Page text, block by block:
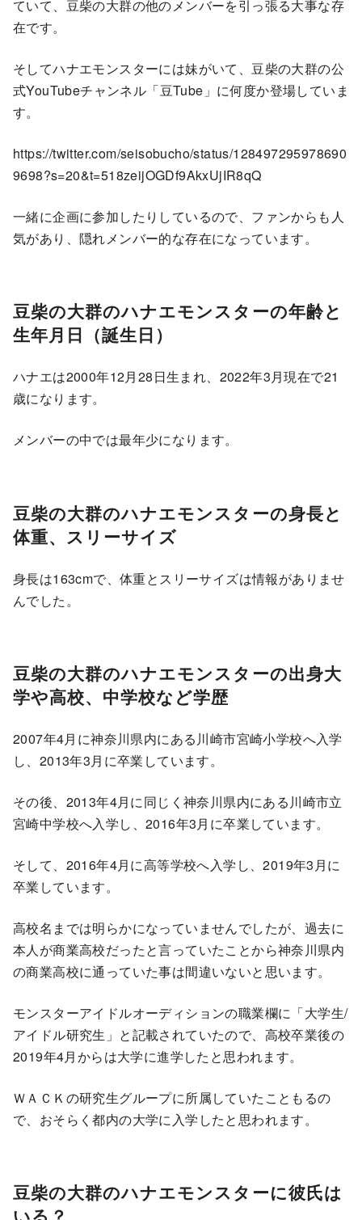
ていて、豆柴の大群の他のメンバーを引っ張る大事な存
在です。
そしてハナエモンスターには妹がいて、豆柴の大群の公
式YouTubeチャンネル「豆Tube」に何度か登場していま
す。
https://twitter.com/seisobucho/status/128497295978690
9698?s=20&t=518zeijOGDf9AkxUjIR8qQ
一緒に企画に参加したりしているので、ファンからも人
気があり、隠れメンバー的な存在になっています。
豆柴の大群のハナエモンスターの年齢と
生年月日（誕生日）
ハナエは2000年12月28日生まれ、2022年3月現在で21
歳になります。
メンバーの中では最年少になります。
豆柴の大群のハナエモンスターの身長と
体重、スリーサイズ
身長は163cmで、体重とスリーサイズは情報がありませ
んでした。
豆柴の大群のハナエモンスターの出身大
学や高校、中学校など学歴
2007年4月に神奈川県内にある川崎市宮崎小学校へ入学
し、2013年3月に卒業しています。
その後、2013年4月に同じく神奈川県内にある川崎市立
宮崎中学校へ入学し、2016年3月に卒業しています。
そして、2016年4月に高等学校へ入学し、2019年3月に
卒業しています。
高校名までは明らかになっていませんでしたが、過去に
本人が商業高校だったと言っていたことから神奈川県内
の商業高校に通っていた事は間違いないと思います。
モンスターアイドルオーディションの職業欄に「大学生/
アイドル研究生」と記載されていたので、高校卒業後の
2019年4月からは大学に進学したと思われます。
ＷＡＣＫの研究生グループに所属していたこともるの
で、おそらく都内の大学に入学したと思われます。
豆柴の大群のハナエモンスターに彼氏は